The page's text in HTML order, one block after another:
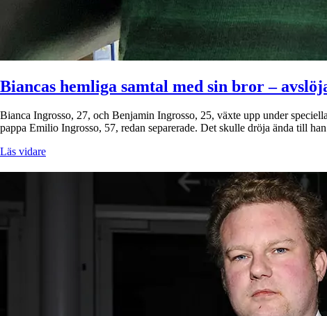
Biancas hemliga samtal med sin bror –
Bianca Ingrosso, 27, och Benjamin Ingrosso, 25, växte upp under
pappa Emilio Ingrosso, 57, redan separerade. Det skulle dröja ända till
Läs vidare